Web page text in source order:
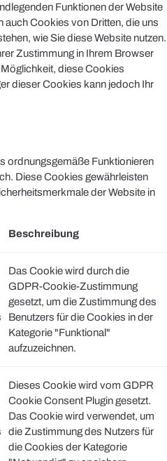
Funktionen der Website
auch Cookies von Dritten, die uns
wie Sie diese Website nutzen.
Zustimmung in Ihrem Browser
diese Cookies
dieser Cookies kann jedoch Ihr
ordnungsgemäße Funktionieren
Diese Cookies gewährleisten
der Website in
Beschreibung
Das Cookie wird durch die
GDPR-Cookie-Zustimmung
gesetzt, um die Zustimmung des
Benutzers für die Cookies in der
Kategorie "Funktional"
aufzuzeichnen.
Dieses Cookie wird vom GDPR
Cookie Consent Plugin gesetzt.
Das Cookie wird verwendet, um
die Zustimmung des Nutzers für
die Cookies der Kategorie